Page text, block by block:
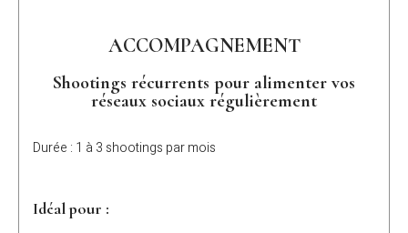
ACCOMPAGNEMENT
Shootings récurrents pour alimenter vos
réseaux sociaux régulièrement
Durée : 1 à 3 shootings par mois
Idéal pour :